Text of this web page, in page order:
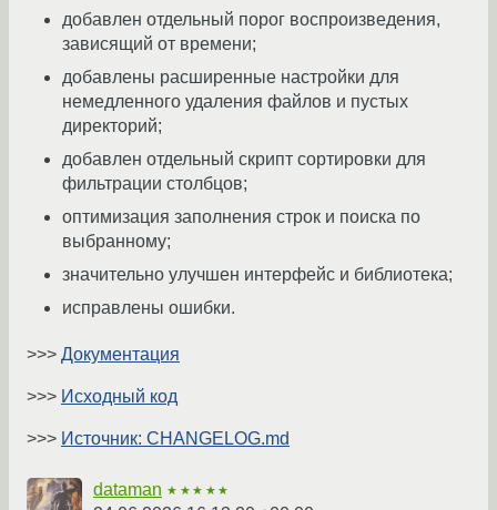
добавлен отдельный порог воспроизведения,
зависящий от времени;
добавлены расширенные настройки для
немедленного удаления файлов и пустых
директорий;
добавлен отдельный скрипт сортировки для
фильтрации столбцов;
оптимизация заполнения строк и поиска по
выбранному;
значительно улучшен интерфейс и библиотека;
исправлены ошибки.
>>> Документация
>>> Исходный код
>>> Источник: CHANGELOG.md
dataman ★★★★★